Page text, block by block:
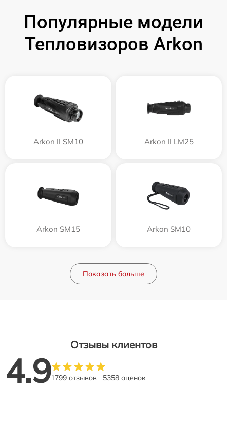
Популярные модели
Тепловизоров Arkon
Arkon II SM10 Arkon II LM25
Arkon SM15 Arkon SM10
Показать больше
Отзывы клиентов
4.91799 отзывов 5358 оценок